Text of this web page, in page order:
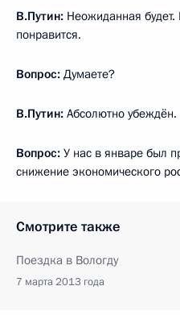
В.Путин: Неожиданная
понравится.
Вопрос: Думаете?
В.Путин: Абсолютно убеждён.
Вопрос: У нас в январе был
снижение экономического
Смотрите также
Поездка в Вологду
7 марта 2013 года